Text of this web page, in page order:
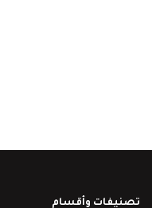
تصنيفات وأقسام